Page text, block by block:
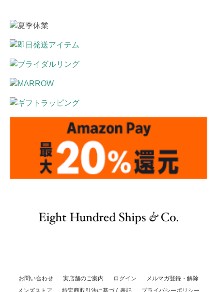
お問い合わせ 実店舗のご案内 ログイン
メルマガ登録・解除
メンズストア
特定商取引法に基づく表記 プライバシーポリシー